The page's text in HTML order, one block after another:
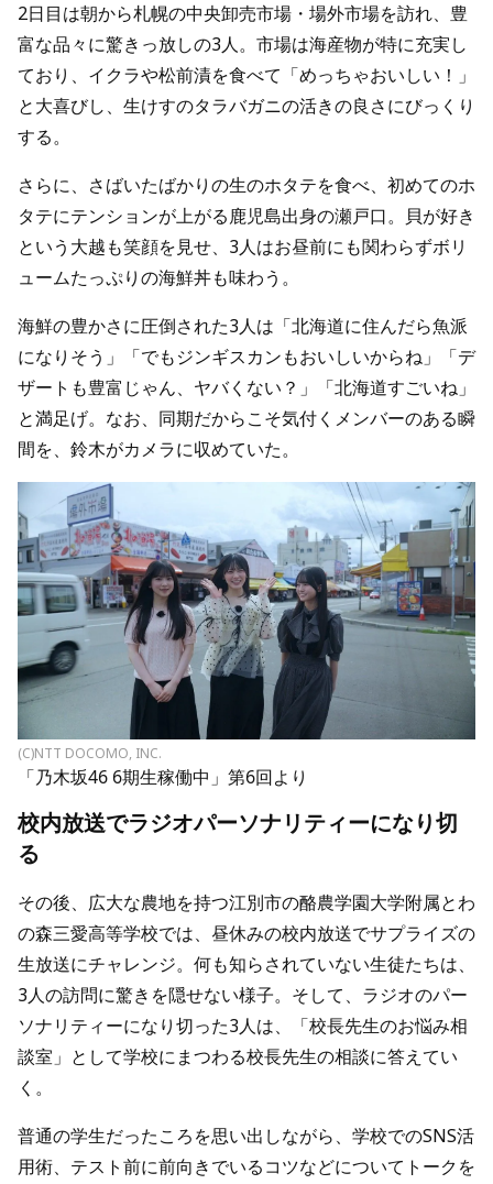
2日目は朝から札幌の中央卸売市場・場外市場を訪れ、豊
富な品々に驚きっ放しの3人。市場は海産物が特に充実し
ており、イクラや松前漬を食べて「めっちゃおいしい！」
と大喜びし、生けすのタラバガニの活きの良さにびっくり
する。
さらに、さばいたばかりの生のホタテを食べ、初めてのホ
タテにテンションが上がる鹿児島出身の瀬戸口。貝が好き
という大越も笑顔を見せ、3人はお昼前にも関わらずボリ
ュームたっぷりの海鮮丼も味わう。
海鮮の豊かさに圧倒された3人は「北海道に住んだら魚派
になりそう」「でもジンギスカンもおいしいからね」「デ
ザートも豊富じゃん、ヤバくない？」「北海道すごいね」
と満足げ。なお、同期だからこそ気付くメンバーのある瞬
間を、鈴木がカメラに収めていた。
(C)NTT DOCOMO, INC.
「乃木坂46 6期生稼働中」第6回より
校内放送でラジオパーソナリティーになり切
る
その後、広大な農地を持つ江別市の酪農学園大学附属とわ
の森三愛高等学校では、昼休みの校内放送でサプライズの
生放送にチャレンジ。何も知らされていない生徒たちは、
3人の訪問に驚きを隠せない様子。そして、ラジオのパー
ソナリティーになり切った3人は、「校長先生のお悩み相
談室」として学校にまつわる校長先生の相談に答えてい
く。
普通の学生だったころを思い出しながら、学校でのSNS活
用術、テスト前に前向きでいるコツなどについてトークを